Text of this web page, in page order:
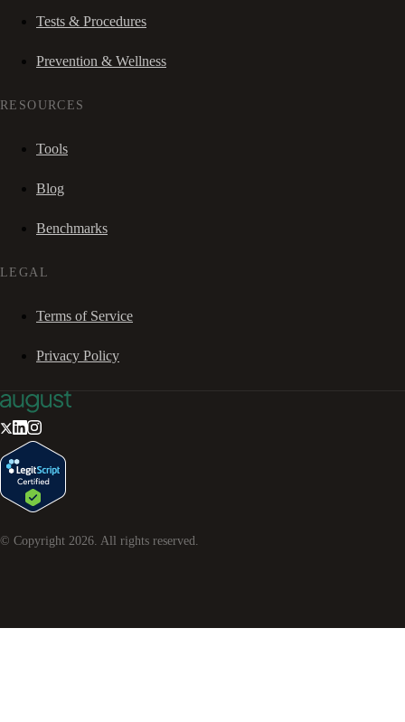
Tests & Procedures
Prevention & Wellness
RESOURCES
Tools
Blog
Benchmarks
LEGAL
Terms of Service
Privacy Policy
© Copyright 2026. All rights reserved.